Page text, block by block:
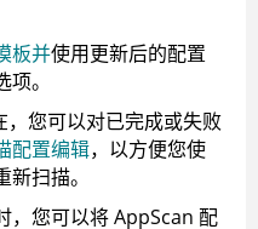
板并使用更新后的配置
。
，您可以对已完成或失败
配置编辑，以方便您使
扫描。
，您可以将 AppScan 配